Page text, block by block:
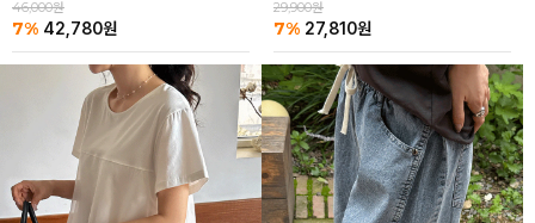
46,000원
7% 42,780원
29,900원
7% 27,810원